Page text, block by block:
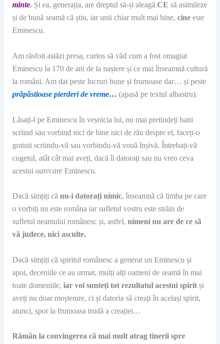
minte. Și ea, generația, are dreptul să-și aleagă CE să asimileze
și de bună seamă că știu, iar unii chiar mult mai bine, cineeste
Eminescu.
Am răsfoit astăzi presa, curios să văd cum a fost omagiat
Eminescu la 170 de ani de la naștere și ce mai înseamnă cultură
la români. Am dat peste lucruri bune și frumoase dar… și peste
prăpăstioase pierderi de vreme… (apasă pe textul albastru).
Lăsați-l pe Eminescu în veșnicia lui, nu mai pretindeți bani
scriind sau vorbind nici de bine nici de rău despre el, faceți-o
gratuit scriindu-vă sau vorbindu-vă vouă înșivă. Întrebați-vă
cugetul, atât cât mai aveți, dacă îi datorați sau nu vreo ceva
acestui oarecareEminescu.
Dacă simțiți că nu-i datorați nimic, înseamnă că limba pe care
o vorbiți nu este româna iar sufletul vostru este străin de
sufletul neamului românesc și, astfel, nimeni nu are de ce să
vă judece, nici asculte.
Dacă simțiți că spiritul românesc a generat un Eminescu și
apoi, deceniile ce au urmat, mulți alți oameni de seamă în mai
toate domeniile, iar voi sunteți tot rezultatul acestui spiritși
aveți nu doar moștenire, ci și datoria să creați în același spirit,
atunci, spor la frumoasa trudă a creației…
Rămân la convingerea că mai mult atrag tinerii spre